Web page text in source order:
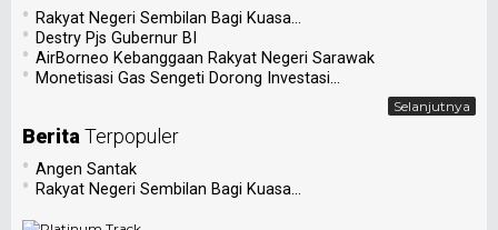
• Rakyat Negeri Sembilan Bagi Kuasa...
• Destry Pjs Gubernur BI
• AirBorneo Kebanggaan Rakyat Negeri Sarawak
• Monetisasi Gas Sengeti Dorong Investasi...
Selanjutnya
BeritaTerpopuler
• Angen Santak
• Rakyat Negeri Sembilan Bagi Kuasa...